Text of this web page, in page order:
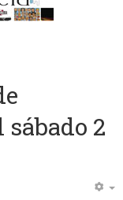
2